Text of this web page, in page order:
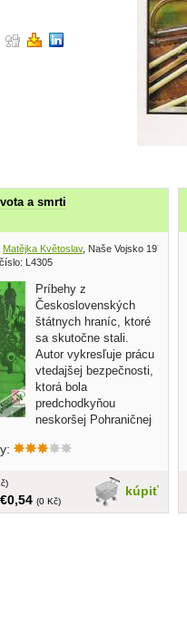
a smrti
Matějka Květoslav, Naše Vojsko 1979
L4305
Príbehy z
Československých
štátnych hraníc, ktoré
sa skutočne stali.
Autor vykresľuje prácu
vtedajšej bezpečnosti,
ktorá bola
predchodkyňou
neskoršej Pohraničnej
zľava 10%
kúpiť
€0,54 (0 Kč)